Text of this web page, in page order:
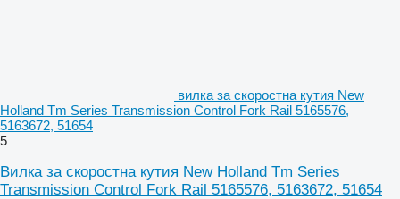
вилка за скоростна кутия New
Holland Tm Series Transmission Control Fork Rail 5165576,
5163672, 51654
5
Вилка за скоростна кутия New Holland Tm Series
Transmission Control Fork Rail 5165576, 5163672, 51654